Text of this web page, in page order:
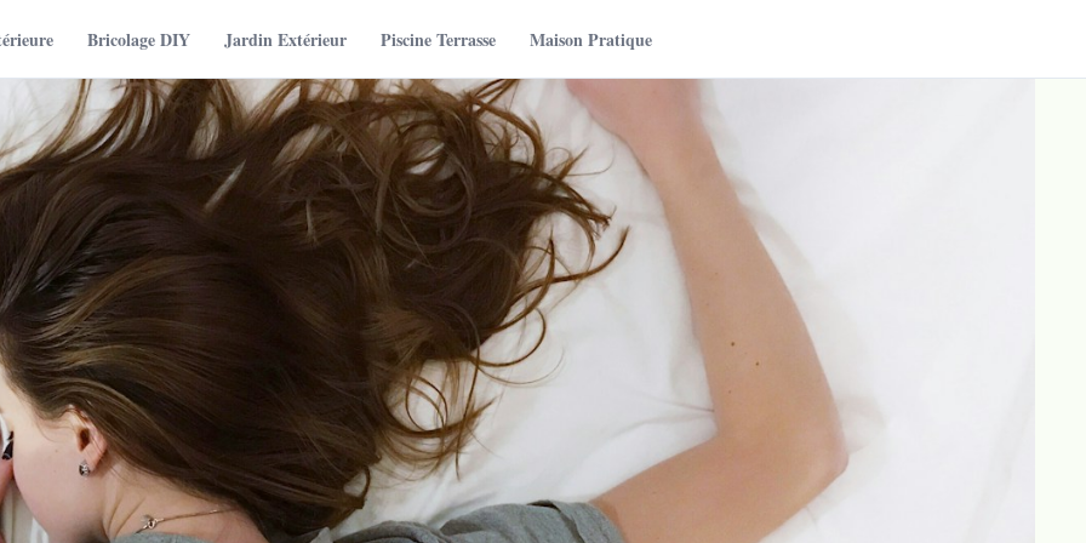
Bricolage DIY Jardin Extérieur Piscine Terrasse Maison Pratique